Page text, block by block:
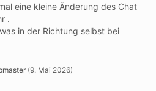
eine kleine Änderung des Chat
.
in der Richtung selbst bei
(9. Mai 2026)